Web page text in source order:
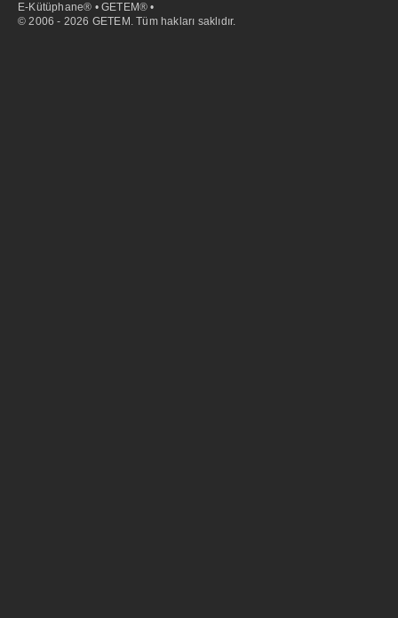
E-Kütüphane® • GETEM® •
© 2006 - 2026 GETEM. Tüm hakları saklıdır.